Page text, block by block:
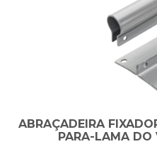
ABRAÇADEIRA
PARA-LAMA